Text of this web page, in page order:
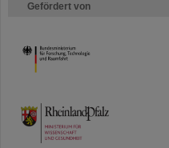
Gefördert von
HMWK
TMWWDG